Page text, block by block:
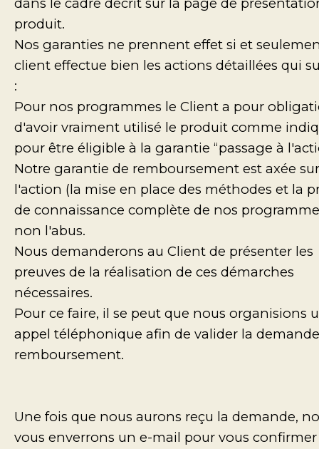
produit.
Nos garanties ne prennent effet si et
client effectue bien les actions détaillées qui
:
Pour nos programmes le Client a pour
d'avoir vraiment utilisé le produit comme
pour être éligible à la garantie “passage à
Notre garantie de remboursement est axée sur
l'action (la mise en place des méthodes et la
de connaissance complète de nos
non l'abus.
Nous demanderons au Client de présenter les
preuves de la réalisation de ces démarches
nécessaires.
Pour ce faire, il se peut que nous organisions
appel téléphonique afin de valider la
remboursement.
Une fois que nous aurons reçu la demande,
vous enverrons un e-mail pour vous